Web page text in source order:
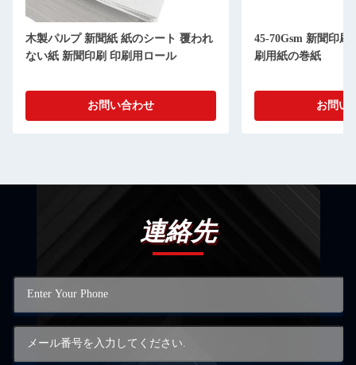
木製パルプ 新聞紙 紙のシート 覆われ
ない紙 新聞印刷 印刷用ロール
お問い合わせ
45-70Gsm 新聞印刷
刷用紙の巻紙
お問い
連絡先